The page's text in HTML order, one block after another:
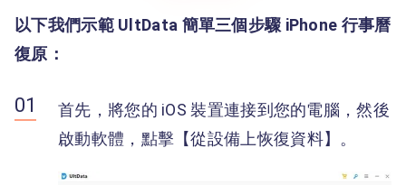
以下我們示範 UltData 簡單三個步驟 iPhone 行事曆
復原：
首先，將您的 iOS 裝置連接到您的電腦，然後
啟動軟體，點擊【從設備上恢復資料】。